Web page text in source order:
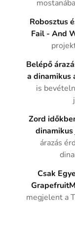
Robosztus
Fail - And
Belépő
a dinamikus
is
Zord
árazás
Csak
megjelent a